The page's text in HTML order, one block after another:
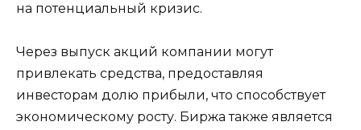
на потенциальный кризис.
Через выпуск акций компании могут
привлекать средства, предоставляя
инвесторам долю прибыли, что способствует
экономическому росту. Биржа также является